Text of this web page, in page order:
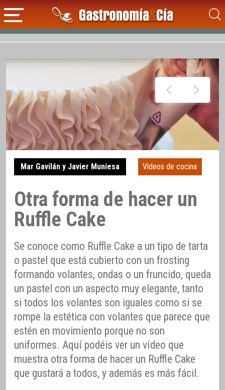
Mar Gavilán y Javier Muniesa Vídeos de cocina
Otra forma de hacer un
Ruffle Cake
Se conoce como Ruffle Cake a un tipo de tarta
o pastel que está cubierto con un frosting
formando volantes, ondas o un fruncido, queda
un pastel con un aspecto muy elegante, tanto
si todos los volantes son iguales como si se
rompe la estética con volantes que parece que
estén en movimiento porque no son
uniformes. Aquí podéis ver un vídeo que
muestra otra forma de hacer un Ruffle Cake
que gustará a todos, y además es más fácil.